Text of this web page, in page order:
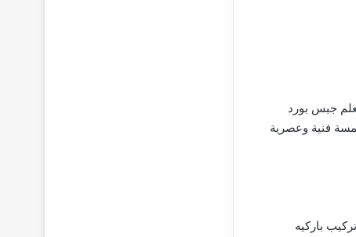
جبس بورد
فنية وعصرية
باركيه